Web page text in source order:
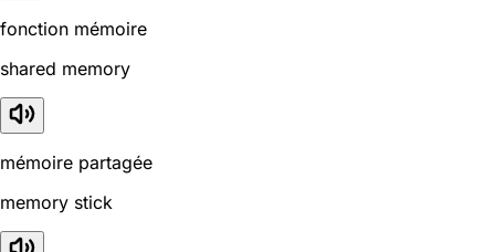
fonction mémoire
shared memory
mémoire partagée
memory stick